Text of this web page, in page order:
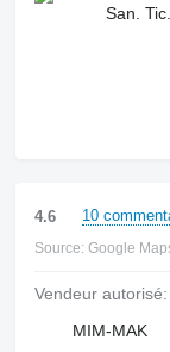
4.6 10
Source: Google
Vendeur autorisé:
MIM-MAK